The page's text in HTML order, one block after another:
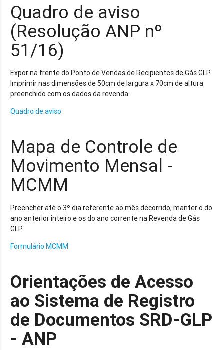
Quadro de aviso
(Resolução ANP nº
51/16)
Expor na frente do Ponto de Vendas de Recipientes de Gás GLP
Imprimir nas dimensões de 50cm de largura x 70cm de altura
preenchido com os dados da revenda.
Quadro de aviso
Mapa de Controle de
Movimento Mensal -
MCMM
Preencher até o 3º dia referente ao mês decorrido, manter o do
ano anterior inteiro e os do ano corrente na Revenda de Gás
GLP.
Formulário MCMM
Orientações de Acesso
ao Sistema de Registro
de Documentos SRD-GLP
- ANP